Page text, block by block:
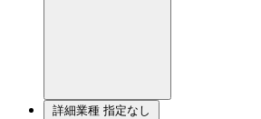
詳細業種 指定なし